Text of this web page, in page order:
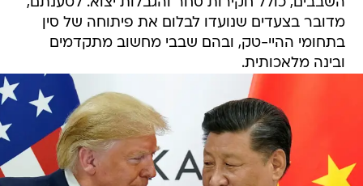
מדובר בצעדים שנועדו לבלום את פיתוחה של סין
בתחומי ההיי-טק, ובהם שבבי מחשוב מתקדמים
ובינה מלאכותית.